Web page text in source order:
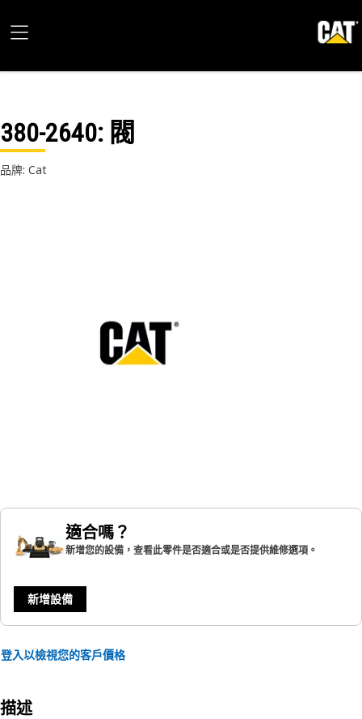
380-2640: 閥
品牌: Cat
適合嗎？
新增您的設備，查看此零件是否適合或是否提供維修選項。
新增設備
登入以檢視您的客戶價格
描述